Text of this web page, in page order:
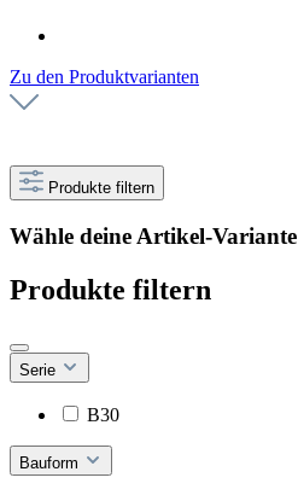
Zu den Produktvarianten
Produkte filtern
Wähle deine Artikel-Variante
Produkte filtern
Serie
B30
Bauform